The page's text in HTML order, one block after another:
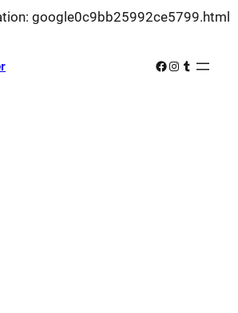
google0c9bb25992ce5799.html
Facebook
Instagram
Tumblr